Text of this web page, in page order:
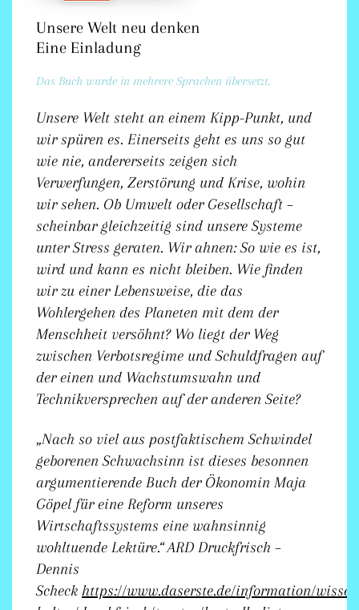
Unsere Welt neu denken
Eine Einladung
Das Buch wurde in mehrere Sprachen übersetzt.
Unsere Welt steht an einem Kipp-Punkt, und
wir spüren es. Einerseits geht es uns so gut
wie nie, andererseits zeigen sich
Verwerfungen, Zerstörung und Krise, wohin
wir sehen. Ob Umwelt oder Gesellschaft –
scheinbar gleichzeitig sind unsere Systeme
unter Stress geraten. Wir ahnen: So wie es ist,
wird und kann es nicht bleiben. Wie finden
wir zu einer Lebensweise, die das
Wohlergehen des Planeten mit dem der
Menschheit versöhnt? Wo liegt der Weg
zwischen Verbotsregime und Schuldfragen auf
der einen und Wachstumswahn und
Technikversprechen auf der anderen Seite?
„Nach so viel aus postfaktischem Schwindel
geborenen Schwachsinn ist dieses besonnen
argumentierende Buch der Ökonomin Maja
Göpel für eine Reform unseres
Wirtschaftssystems eine wahnsinnig
wohltuende Lektüre.“ARD Druckfrisch –
Dennis
Scheck https://www.daserste.de/information/